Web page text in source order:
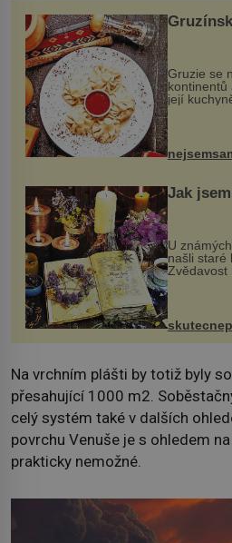
Gruzie se
kontinentů
její
evropské
pokrmy,
Jak
U
našli staré
Zvědavost
jsem si z
na
změnil v
Na vrchním plášti by totiž byly
přesahující 1000 m2.
celý systém také v dalších
povrchu Venuše je s ohledem
prakticky nemožné.